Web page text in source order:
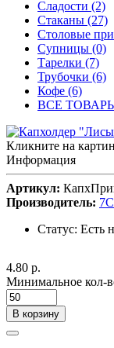
Сладости (2)
Стаканы (27)
Столовые
Супницы (0)
Тарелки (7)
Трубочки (6)
Кофе (6)
ВСЕ ТОВАРЫ
Кликните на
Информация
Артикул:
Производитель:
Статус: Есть
4.80 р.
Минимальное кол-
В корзину